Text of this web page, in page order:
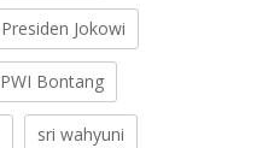
Presiden Jokowi
PWI Bontang
sri wahyuni